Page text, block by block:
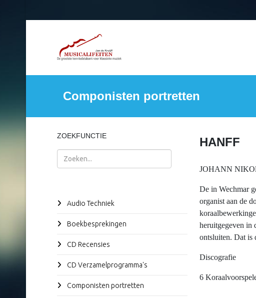
Componisten portretten
ZOEKFUNCTIE
Zoeken
Audio Techniek
Boekbesprekingen
CD Recensies
CD Verzamelprogramma's
Componisten portretten
HANFF
JOHANN
De in Wechmar
organist aan de
heruitgegeven in
ontsluiten. Dat is
Discografie
6